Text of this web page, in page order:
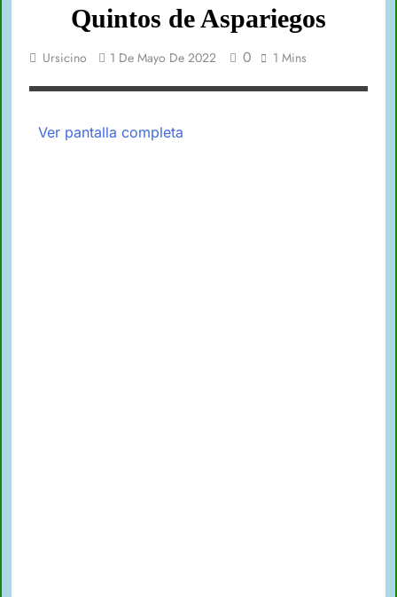
Quintos de Aspariegos
Ursicino 1 De Mayo De 2022 0 1 Mins
Ver pantalla completa